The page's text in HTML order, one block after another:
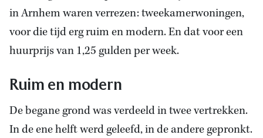
in Arnhem waren verrezen: tweekamerwoningen,
voor die tijd erg ruim en modern. En dat voor een
huurprijs van 1,25 gulden per week.
Ruim en modern
De begane grond was verdeeld in twee vertrekken.
In de ene helft werd geleefd, in de andere gepronkt.